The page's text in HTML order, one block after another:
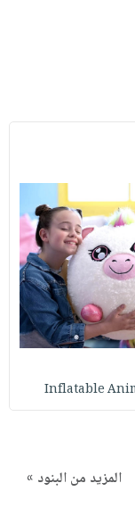
Inflatable
المزيد من البنود »